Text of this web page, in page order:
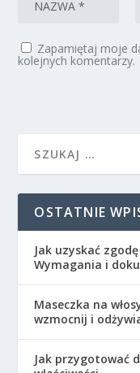
Zapamiętaj moje
kolejnych komentarzy.
OSTATNIE
Jak uzyskać
Wymagania i
Maseczka na
wzmocnij i
Jak przygotować